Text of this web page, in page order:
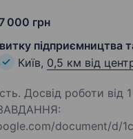
000 грн
підприємництва
Київ, 0,5 км від
Досвід роботи від
document/d/